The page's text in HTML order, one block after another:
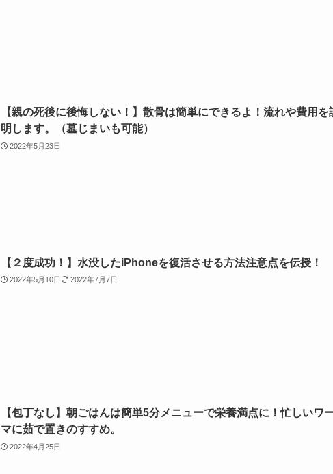
【親の死後に後悔しない！】散骨は簡単にできるよ！流れや費用を
明します。（墓じまいも可能）
2022年5月23日
【２度成功！】水没したiPhoneを復活させる方法注意点を伝授！
2022年5月10日 2022年7月7日
【包丁なし】朝ごはんは簡単5分メニューで栄養満点に！忙しいワ
マに茹で置きのすすめ。
2022年4月25日